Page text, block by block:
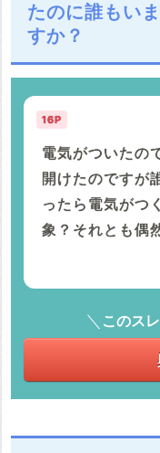
たのに誰もい
すか？
16P
電気がついたの
開けたのですが
ったら電気がつ
象？それとも偶
このス